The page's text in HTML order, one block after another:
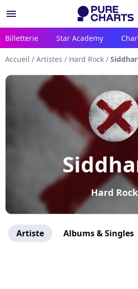
menu
Billetterie Star Academy
Accueil / Artistes / Hard Rock /
Hard Rock
Artiste Albums & Singles